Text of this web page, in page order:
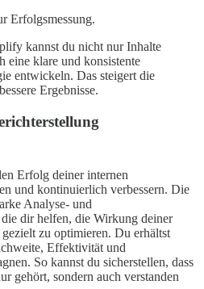
Erfolgsmessung.
kannst du nicht nur Inhalte
eine klare und konsistente
entwickeln. Das steigert die
Ergebnisse.
Erfolg deiner internen
und kontinuierlich verbessern. Die
Analyse- und
dir helfen, die Wirkung deiner
zu optimieren. Du erhältst
Effektivität und
So kannst du sicherstellen, dass
gehört, sondern auch verstanden